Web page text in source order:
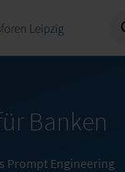
Banken
Prompt Engineering